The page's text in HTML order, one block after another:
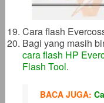
Cara flash
Bagi yang masih
cara flash HP
Flash Tool.
BACA JUGA: